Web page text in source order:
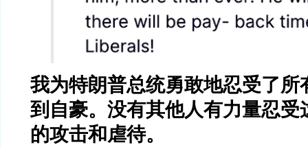
我为特朗普总统勇敢地忍受了所
到自豪。没有其他人有力量忍受
的攻击和虐待。